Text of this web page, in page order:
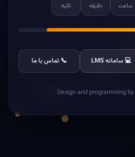
ساعت دقیقه ثانیه
💻 سامانه LMS 📞 تماس با ما
Design and programming by